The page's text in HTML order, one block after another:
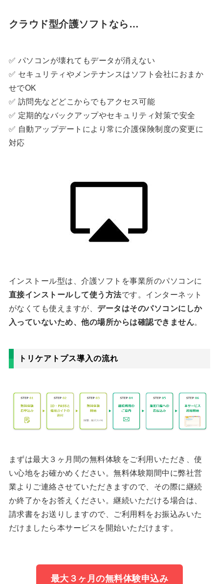
クラウド型介護ソフトなら…
✅ パソコンが壊れてもデータが消えない
✅ セキュリティやメンテナンスはソフト会社におまか
せでOK
✅ 訪問先などどこからでもアクセス可能
✅ 定期的なバックアップやセキュリティ対策で安全
✅ 自動アップデートにより常に介護保険制度の変更に
対応
インストール型は、介護ソフトを事業所のパソコンに
直接インストールして使う方法です。インターネット
がなくても使えますが、 データはそのパソコンにしか
入っていないため、他の場所からは確認できません。
トリケアトプス導入の流れ
まずは最大３ヶ月間の無料体験をご利用いただき、使
い心地をお確かめください。無料体験期間中に弊社営
業よりご連絡させていただきますので、その際に継続
か終了かをお答えください。継続いただける場合は、
請求書をお送りしますので、ご利用料をお振込みいた
だけましたら本サービスを開始いただけます。
最大３ヶ月の無料体験申込み